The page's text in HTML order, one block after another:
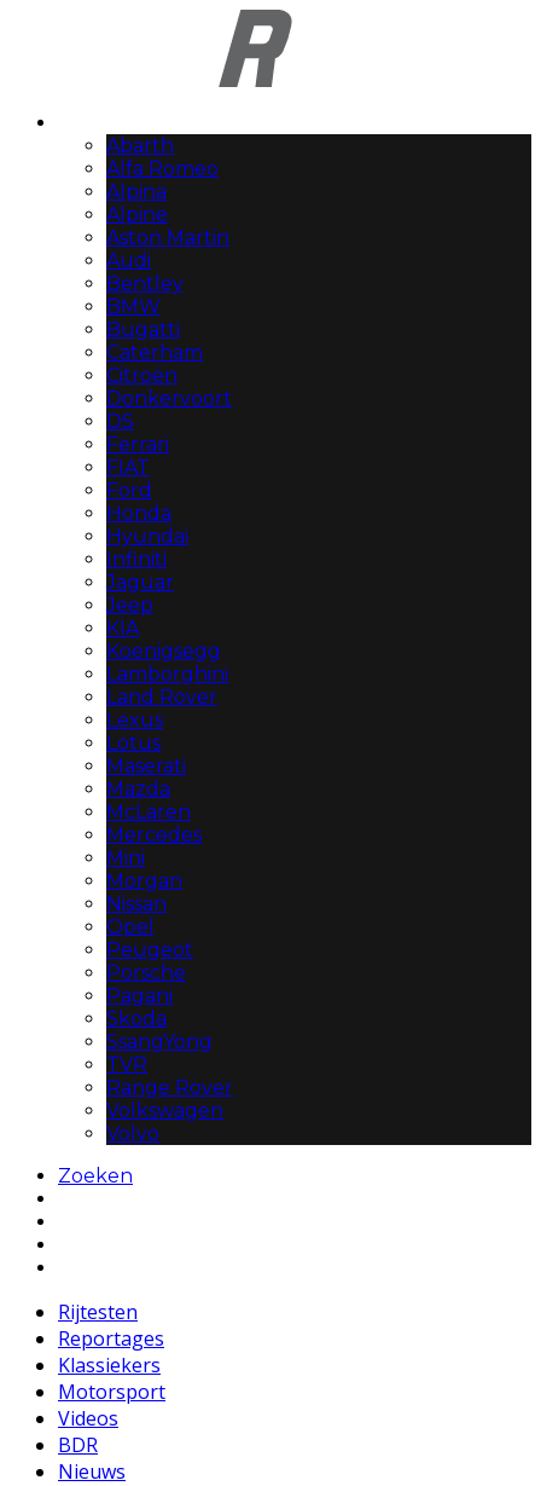
Abarth
Alfa Romeo
Alpina
Alpine
Aston Martin
Audi
Bentley
BMW
Bugatti
Caterham
Citroën
Donkervoort
DS
Ferrari
FIAT
Ford
Honda
Hyundai
Infiniti
Jaguar
Jeep
KIA
Koenigsegg
Lamborghini
Land Rover
Lexus
Lotus
Maserati
Mazda
McLaren
Mercedes
Mini
Morgan
Nissan
Opel
Peugeot
Porsche
Pagani
Skoda
SsangYong
TVR
Range Rover
Volkswagen
Volvo
Zoeken
Rijtesten
Reportages
Klassiekers
Motorsport
Videos
BDR
Nieuws